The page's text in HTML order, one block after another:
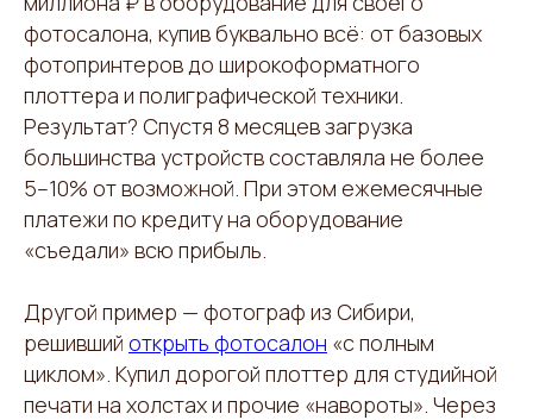
фотосалона, купив буквально всё: от базовых
фотопринтеров до широкоформатного
плоттера и полиграфической техники.
Результат? Спустя 8 месяцев загрузка
большинства устройств составляла не более
5–10% от возможной. При этом ежемесячные
платежи по кредиту на оборудование
«съедали» всю прибыль.
Другой пример — фотограф из Сибири,
решивший открыть фотосалон «с полным
циклом». Купил дорогой плоттер для студийной
печати на холстах и прочие «навороты». Через